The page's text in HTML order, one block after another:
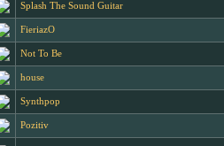
Splash The Sound Guitar
FieriazO
Not To Be
house
Synthpop
Pozitiv